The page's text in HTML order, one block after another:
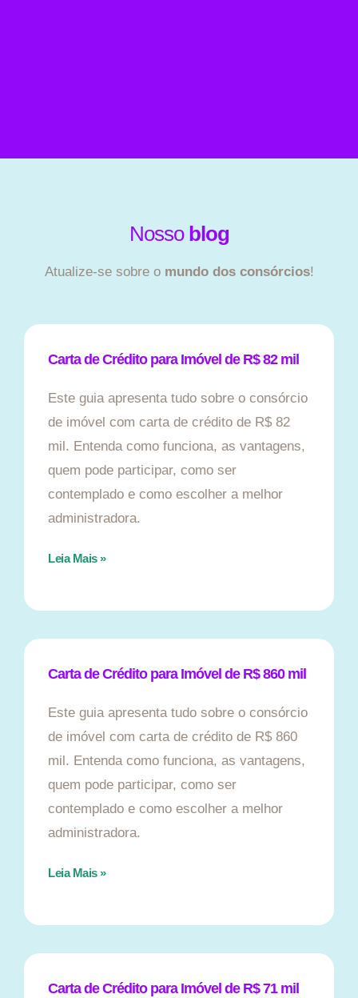
Nosso blog
Atualize-se sobre o mundo dos consórcios!
Carta de Crédito para Imóvel de R$ 82 mil
Este guia apresenta tudo sobre o consórcio
de imóvel com carta de crédito de R$ 82
mil. Entenda como funciona, as vantagens,
quem pode participar, como ser
contemplado e como escolher a melhor
administradora.
Leia Mais »
Carta de Crédito para Imóvel de R$ 860 mil
Este guia apresenta tudo sobre o consórcio
de imóvel com carta de crédito de R$ 860
mil. Entenda como funciona, as vantagens,
quem pode participar, como ser
contemplado e como escolher a melhor
administradora.
Leia Mais »
Carta de Crédito para Imóvel de R$ 71 mil